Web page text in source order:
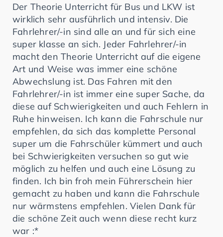
Der Theorie Unterricht für Bus und LKW ist
wirklich sehr ausführlich und intensiv. Die
Fahrlehrer/-in sind alle an und für sich eine
super klasse an sich. Jeder Fahrlehrer/-in
macht den Theorie Unterricht auf die eigene
Art und Weise was immer eine schöne
Abwechslung ist. Das Fahren mit den
Fahrlehrer/-in ist immer eine super Sache, da
diese auf Schwierigkeiten und auch Fehlern in
Ruhe hinweisen. Ich kann die Fahrschule nur
empfehlen, da sich das komplette Personal
super um die Fahrschüler kümmert und auch
bei Schwierigkeiten versuchen so gut wie
möglich zu helfen und auch eine Lösung zu
finden. Ich bin froh mein Führerschein hier
gemacht zu haben und kann die Fahrschule
nur wärmstens empfehlen. Vielen Dank für
die schöne Zeit auch wenn diese recht kurz
war :*